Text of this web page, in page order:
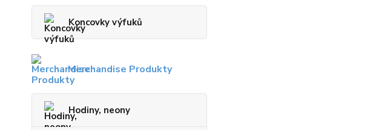
Koncovky výfuků
Merchandise Produkty
Hodiny, neony